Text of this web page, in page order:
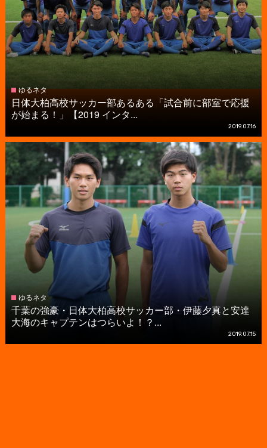
ゆるネタ
日体大柏高校サッカー部あるある「試合前に部室で応援
が始まる！」【2019 インタ...
2019.07.16
ゆるネタ
千葉の強豪・日体大柏高校サッカー部・伊藤夕真と安達
大海のキャプテンはつらいよ！？...
2019.07.15